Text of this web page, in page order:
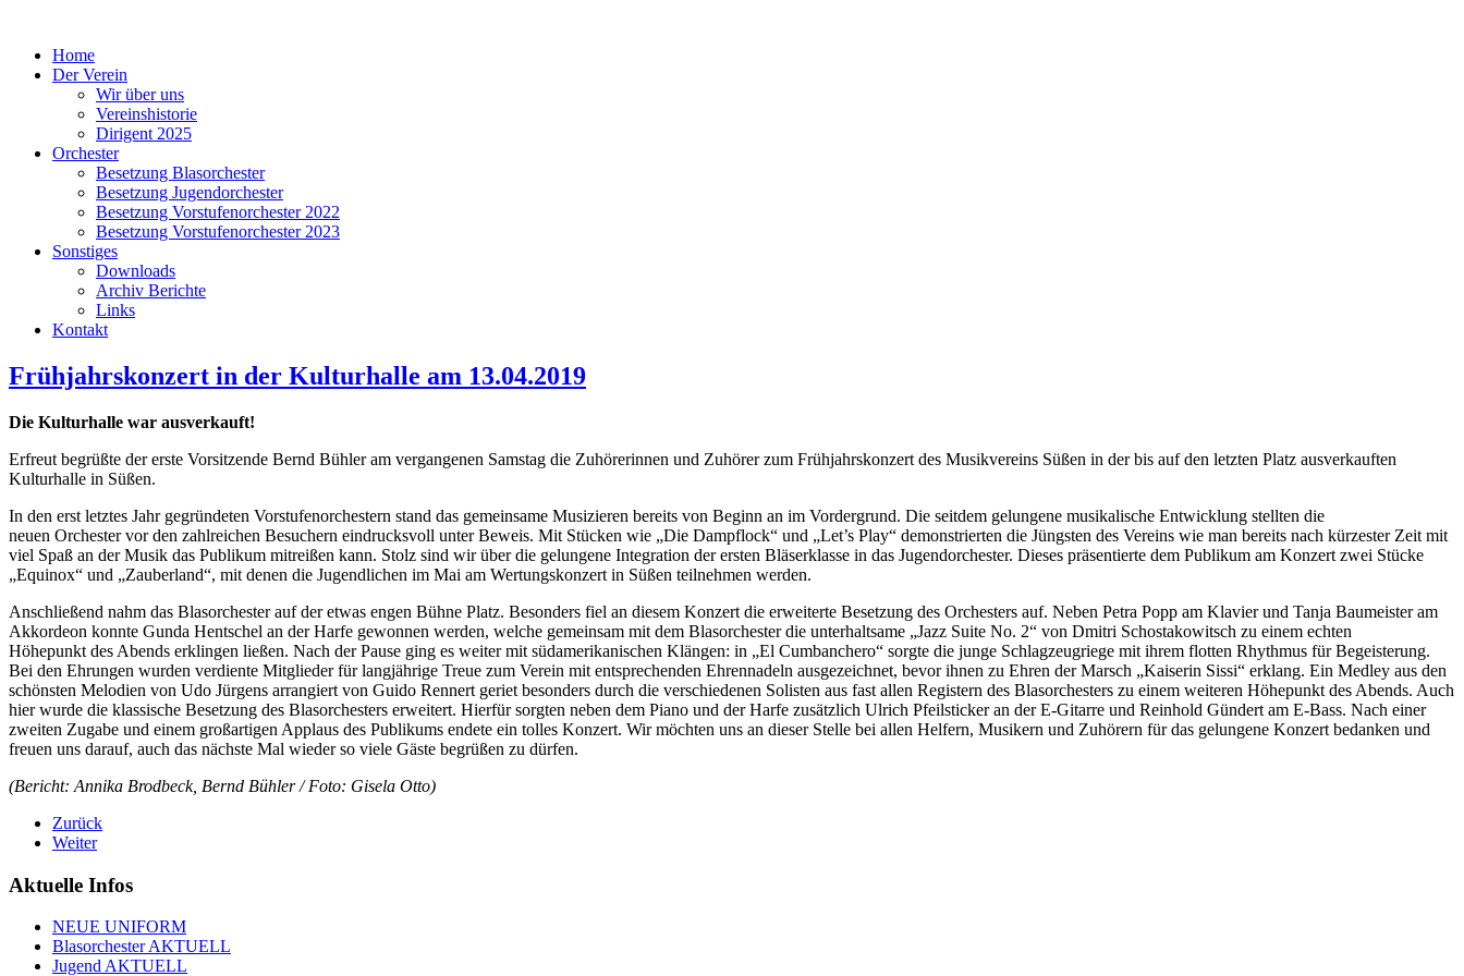
Home
Der Verein
Wir über uns
Vereinshistorie
Dirigent 2025
Orchester
Besetzung Blasorchester
Besetzung Jugendorchester
Besetzung Vorstufenorchester 2022
Besetzung Vorstufenorchester 2023
Sonstiges
Downloads
Archiv Berichte
Links
Kontakt
Frühjahrskonzert in der Kulturhalle am 13.04.2019
Die Kulturhalle war ausverkauft!
Erfreut begrüßte der erste Vorsitzende Bernd Bühler am vergangenen Samstag die Zuhörerinnen und Zuhörer zum Frühjahrskonzert des Musikvereins Süßen in der bis auf den letzten Platz ausverkauften
Kulturhalle in Süßen.
In den erst letztes Jahr gegründeten Vorstufenorchestern stand das gemeinsame Musizieren bereits von Beginn an im Vordergrund. Die seitdem gelungene musikalische Entwicklung stellten die
neuen Orchester vor den zahlreichen Besuchern eindrucksvoll unter Beweis. Mit Stücken wie „Die Dampflock“ und „Let’s Play“ demonstrierten die Jüngsten des Vereins wie man bereits nach kürzester Zeit mit
viel Spaß an der Musik das Publikum mitreißen kann. Stolz sind wir über die gelungene Integration der ersten Bläserklasse in das Jugendorchester. Dieses präsentierte dem Publikum am Konzert zwei Stücke
„Equinox“ und „Zauberland“, mit denen die Jugendlichen im Mai am Wertungskonzert in Süßen teilnehmen werden.
Anschließend nahm das Blasorchester auf der etwas engen Bühne Platz. Besonders fiel an diesem Konzert die erweiterte Besetzung des Orchesters auf. Neben Petra Popp am Klavier und Tanja Baumeister am
Akkordeon konnte Gunda Hentschel an der Harfe gewonnen werden, welche gemeinsam mit dem Blasorchester die unterhaltsame „Jazz Suite No. 2“ von Dmitri Schostakowitsch zu einem echten
Höhepunkt des Abends erklingen ließen. Nach der Pause ging es weiter mit südamerikanischen Klängen: in „El Cumbanchero“ sorgte die junge Schlagzeugriege mit ihrem flotten Rhythmus für Begeisterung.
Bei den Ehrungen wurden verdiente Mitglieder für langjährige Treue zum Verein mit entsprechenden Ehrennadeln ausgezeichnet, bevor ihnen zu Ehren der Marsch „Kaiserin Sissi“ erklang. Ein Medley aus den
schönsten Melodien von Udo Jürgens arrangiert von Guido Rennert geriet besonders durch die verschiedenen Solisten aus fast allen Registern des Blasorchesters zu einem weiteren Höhepunkt des Abends. Auch
hier wurde die klassische Besetzung des Blasorchesters erweitert. Hierfür sorgten neben dem Piano und der Harfe zusätzlich Ulrich Pfeilsticker an der E-Gitarre und Reinhold Gündert am E-Bass. Nach einer
zweiten Zugabe und einem großartigen Applaus des Publikums endete ein tolles Konzert. Wir möchten uns an dieser Stelle bei allen Helfern, Musikern und Zuhörern für das gelungene Konzert bedanken und
freuen uns darauf, auch das nächste Mal wieder so viele Gäste begrüßen zu dürfen.
(Bericht: Annika Brodbeck, Bernd Bühler / Foto: Gisela Otto)
Zurück
Weiter
Aktuelle Infos
NEUE UNIFORM
Blasorchester AKTUELL
Jugend AKTUELL